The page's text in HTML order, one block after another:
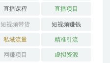
直播课程 直播项目
短视频带货 短视频赚钱
私域流量 精准引流
网赚项目 虚拟资源